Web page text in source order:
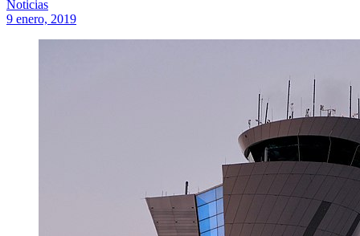
Noticias
9 enero, 2019